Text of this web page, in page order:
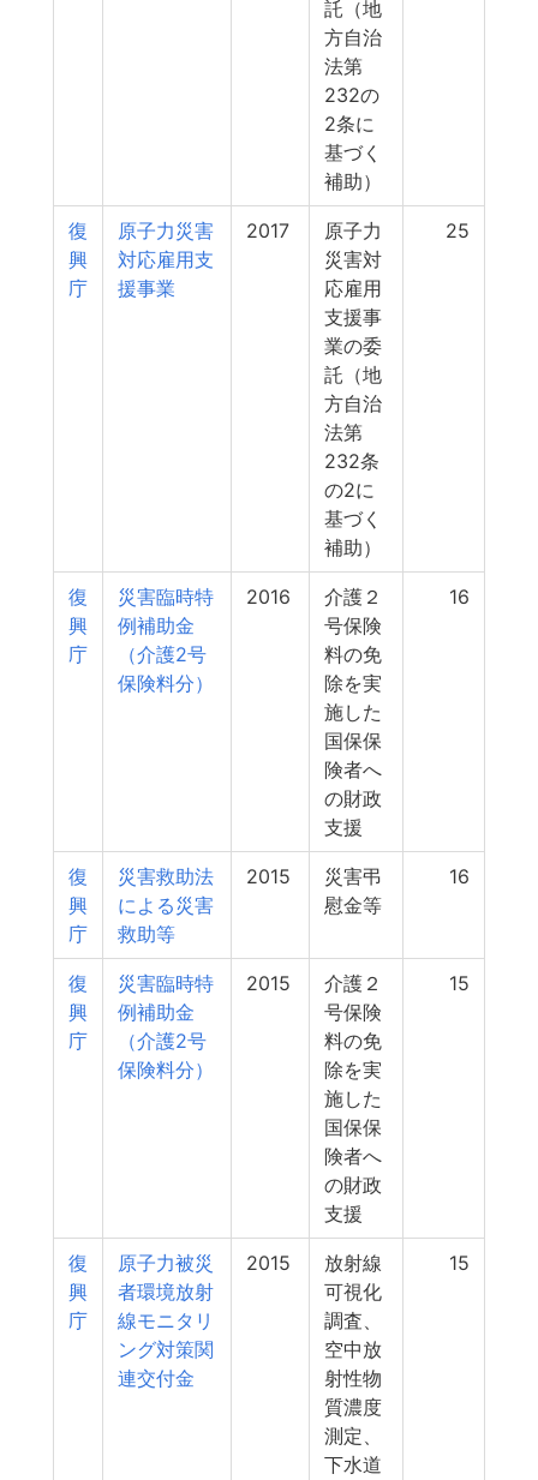
託（地
方自治
法第
232の
2条に
基づく
補助）
復
興
庁
原子力災害
対応雇用支
援事業
2017
原子力
災害対
応雇用
支援事
業の委
託（地
方自治
法第
232条
の2に
基づく
補助）
25
復
興
庁
災害臨時特
例補助金
（介護2号
保険料分）
2016
介護２
号保険
料の免
除を実
施した
国保保
険者へ
の財政
支援
16
復
興
庁
災害救助法
による災害
救助等
2015
災害弔
慰金等
16
復
興
庁
災害臨時特
例補助金
（介護2号
保険料分）
2015
介護２
号保険
料の免
除を実
施した
国保保
険者へ
の財政
支援
15
復
興
庁
原子力被災
者環境放射
線モニタリ
ング対策関
連交付金
2015
放射線
可視化
調査、
空中放
射性物
質濃度
測定、
下水道
15